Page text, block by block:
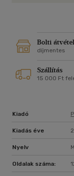
Bolti átvétel
díjmentes
Szállítás
15 000 Ft
Kiadó
Kiadás éve
Nyelv
Oldalak száma: